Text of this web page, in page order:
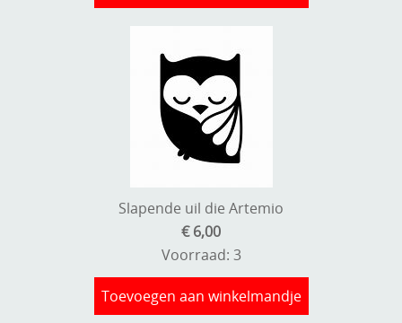
Slapende uil die Artemio
€ 6,00
Voorraad: 3
Toevoegen aan winkelmandje